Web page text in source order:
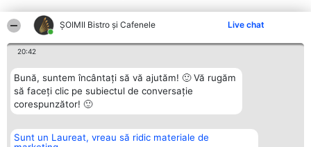
ȘOIMII Bistro și Cafenele Live chat
20:42
Bună, suntem încântați să vă ajutăm! 🙂 Vă rugăm
să faceți clic pe subiectul de conversație
corespunzător! 🙂
Sunt un Laureat, vreau să ridic materiale de
Organizator Ranking Plebiscyt Contact